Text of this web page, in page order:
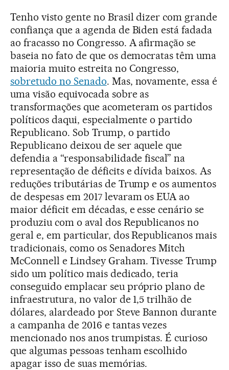
Tenho visto gente no Brasil dizer com grande
confiança que a agenda de Biden está fadada
ao fracasso no Congresso. A afirmação se
baseia no fato de que os democratas têm uma
maioria muito estreita no Congresso,
sobretudo no Senado. Mas, novamente, essa é
uma visão equivocada sobre as
transformações que acometeram os partidos
políticos daqui, especialmente o partido
Republicano. Sob Trump, o partido
Republicano deixou de ser aquele que
defendia a “responsabilidade fiscal” na
representação de déficits e dívida baixos. As
reduções tributárias de Trump e os aumentos
de despesas em 2017 levaram os EUA ao
maior déficit em décadas, e esse cenário se
produziu com o aval dos Republicanos no
geral e, em particular, dos Republicanos mais
tradicionais, como os Senadores Mitch
McConnell e Lindsey Graham. Tivesse Trump
sido um político mais dedicado, teria
conseguido emplacar seu próprio plano de
infraestrutura, no valor de 1,5 trilhão de
dólares, alardeado por Steve Bannon durante
a campanha de 2016 e tantas vezes
mencionado nos anos trumpistas. É curioso
que algumas pessoas tenham escolhido
apagar isso de suas memórias.